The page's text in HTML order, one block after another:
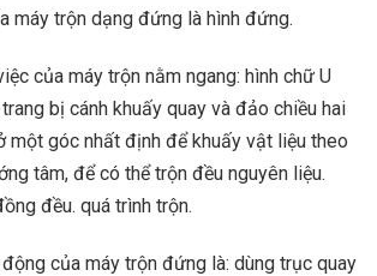
máy trộn dạng đứng là hình đứng.
của máy trộn nằm ngang: hình chữ U
bị cánh khuấy quay và đảo chiều hai
một góc nhất định để khuấy vật liệu theo
tâm, để có thể trộn đều nguyên liệu.
đều. quá trình trộn.
của máy trộn đứng là: dùng trục quay